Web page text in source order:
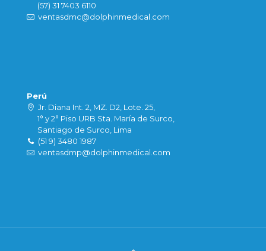
(57) 31 7403 6110
ventasdmc@dolphinmedical.com
Perú
Jr. Diana Int. 2, MZ. D2, Lote. 25,
1° y 2° Piso URB Sta. María de Surco,
Santiago de Surco, Lima
(51 9) 3480 1987
ventasdmp@dolphinmedical.com